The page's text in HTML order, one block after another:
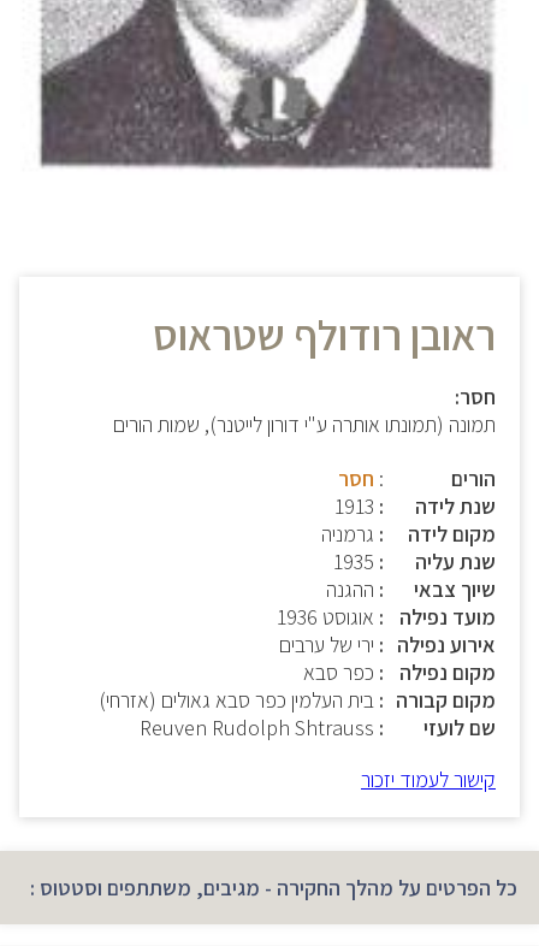
ראובן רודולף שטראוס
חסר:
תמונה (תמונתו אותרה ע"י דורון לייטנר), שמות הורים
הורים
: חסר
שנת לידה
1913
מקום לידה
גרמניה
שנת עליה
1935
שיוך צבאי
ההגנה
מועד נפילה
אוגוסט 1936
אירוע נפילה
ירי של ערבים
מקום נפילה
כפר סבא
מקום קבורה
בית העלמין כפר סבא גאולים (אזרחי)
שם לועזי
Reuven Rudolph Shtrauss
קישור לעמוד יזכור
כל הפרטים על מהלך החקירה - מגיבים, משתתפים וסטטוס :